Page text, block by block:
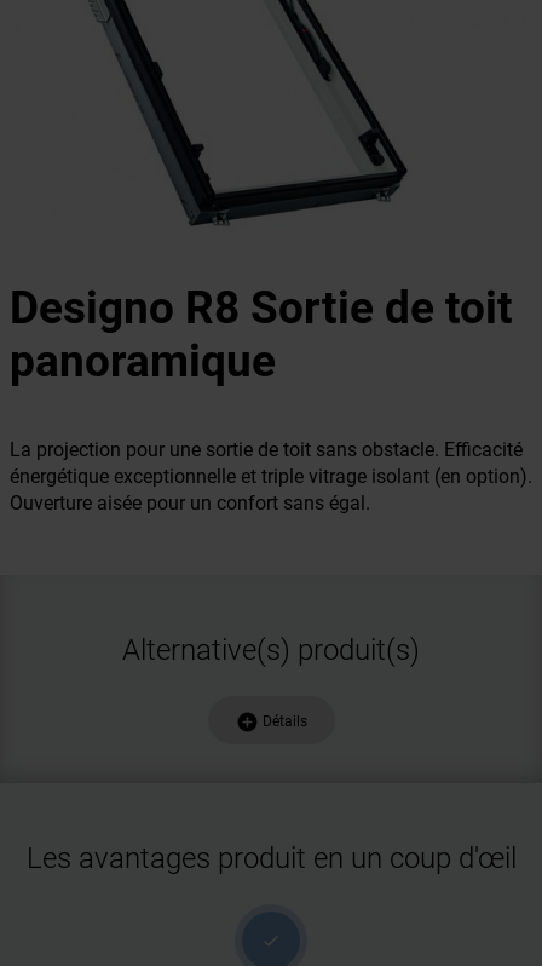
Designo R8 Sortie de toit
panoramique
La projection pour une sortie de toit sans obstacle. Efficacité
énergétique exceptionnelle et triple vitrage isolant (en option).
Ouverture aisée pour un confort sans égal.
Alternative(s) produit(s)
add_circle Détails
Les avantages produit en un coup d'œil
check